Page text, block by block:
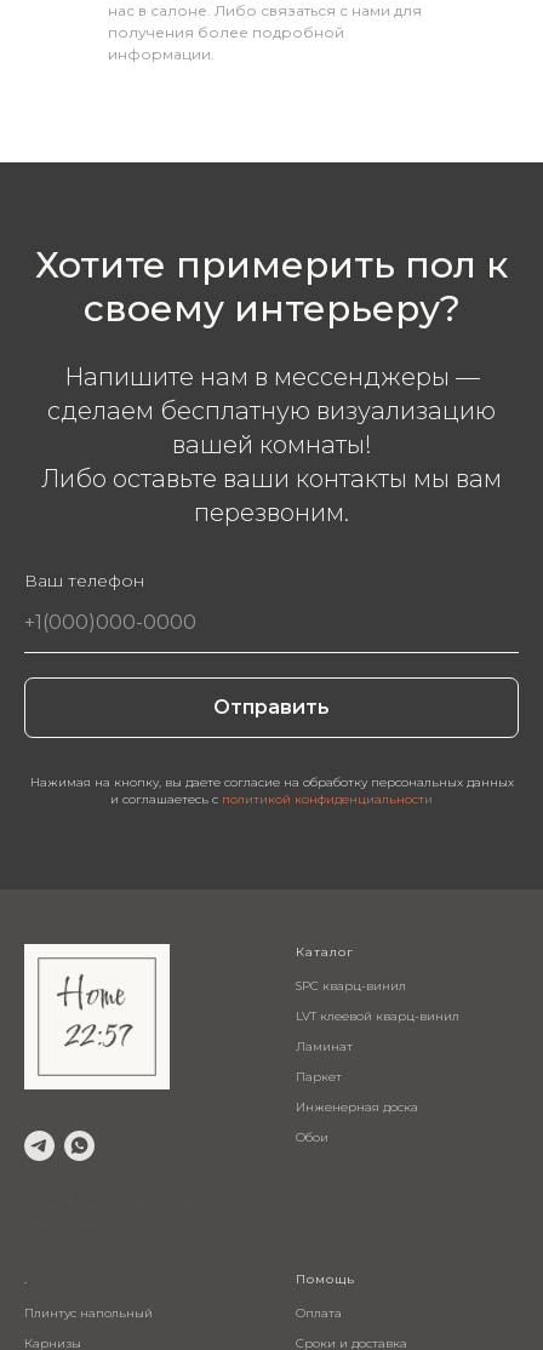
нас в салоне. Либо связаться с нами для
получения более подробной
информации.
Хотите примерить пол к
своему интерьеру?
Напишите нам в мессенджеры —
сделаем бесплатную визуализацию
вашей комнаты!
Либо оставьте ваши контакты мы вам
перезвоним.
Ваш телефон
Отправить
Нажимая на кнопку, вы даете согласие на обработку персональных данных
и соглашаетесь c политикой конфиденциальности
Каталог
SPC кварц-винил
LVT клеевой кварц-винил
Ламинат
Паркет
Инженерная доска
Обои
.
Плинтус напольный
Карнизы
Помощь
Оплата
Сроки и доставка